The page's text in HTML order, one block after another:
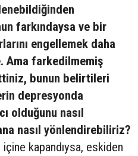
farkındaysa ve bir
engellemek daha
Ama farkedilmemiş
bunun belirtileri
depresyonda
olduğunu nasıl
nasıl yönlendirebiliriz?
kapandıysa, eskiden